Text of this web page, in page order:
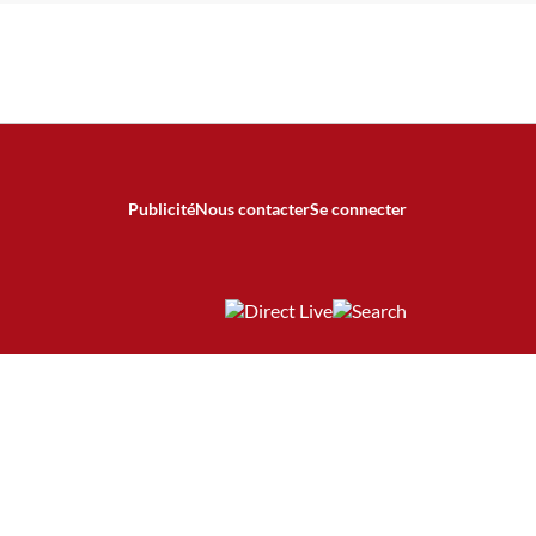
PublicitéNous contacterSe connecter